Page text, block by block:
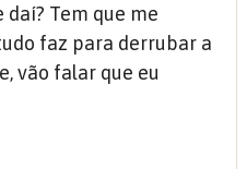
daí? Tem que me
faz para derrubar a
vão falar que eu